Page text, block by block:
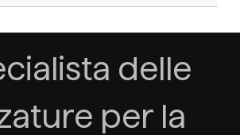
delle
per la